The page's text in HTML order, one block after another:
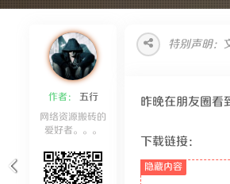
作者：
五行
网络资源搬砖的
爱好者。。。
特别声明：
昨晚在朋友圈看
下载链接：